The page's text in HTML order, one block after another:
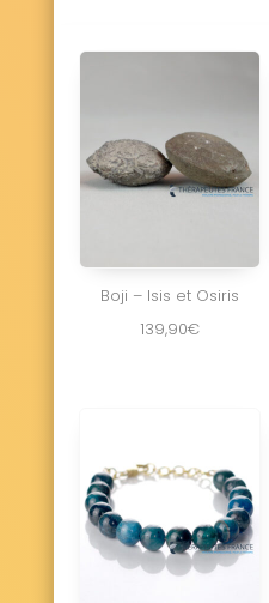
Boji – Isis et Osiris
139,90€